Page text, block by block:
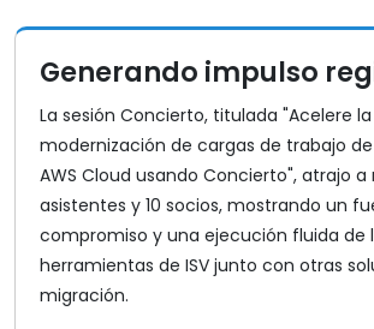
Generando impulso
La sesión Concierto, titulada "Acelere
modernización de cargas de trabajo de
AWS Cloud usando Concierto", atrajo a
asistentes y 10 socios, mostrando un
compromiso y una ejecución fluida de
herramientas de ISV junto con otras
migración.